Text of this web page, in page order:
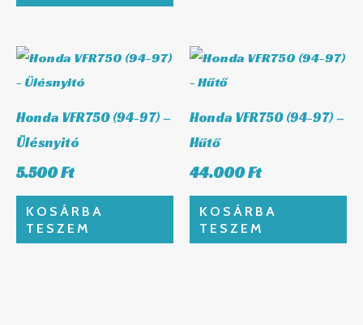
Honda VFR750 (94-97) –
Ülésnyitó
5.500Ft
KOSÁRBA
TESZEM
Honda VFR750 (94-97) –
Hűtő
44.000Ft
KOSÁRBA
TESZEM